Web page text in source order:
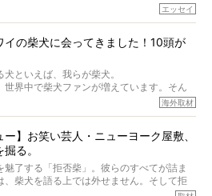
としての完成度がとてつもなく高い柴犬だ
ぞれの個体を見ていくと、丈夫で病気にも
言えないような気もするのです。
ならない」などということはないし、飼い
やるべきことがある。
関わる方たちすべてに読んで欲しい、ある
ポートは、愛情たっぷりで示唆に富んだ物
承を得て編集しています
ージです
感想であり、効果・効能を示すものではありません
エッセイ
イの柴犬に会ってきました！10頭が
犬といえば、我らが柴犬。
世界中で柴犬ファンが増えています。そん
フ」が目をつけたのは、南の楽園ハワイ。
多く、定期的にオフ会まで開催されている
つけ、今回はハワイの柴犬たちを取材して
海外取材
ー】お笑い芸人・ニューヨーク屋敷、
る。
魅了する「拒否柴」。彼らのすべてが詰ま
、柴犬を語る上では外せません。そして拒
話題になるのは、“映える”ことも理由のひと